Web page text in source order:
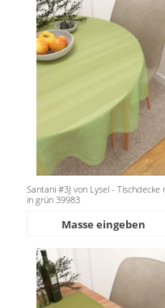
Santani #3J von Lysel - Tischdecke
in grün 39983
Masse eingeben